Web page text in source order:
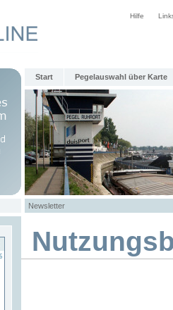
Hilfe
Start Pegelauswahl über Karte
Newsletter